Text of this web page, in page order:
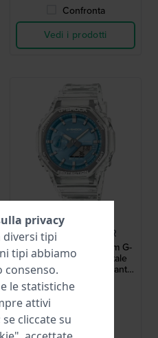
Confronta
Vedi i prodotti
G-Shock
GA-2100BM-7A2ER
Bright Metallic 45.4 mm G-
Shock analogico-digitale
trasparente con quadrante
metallico
129,00 €
● Disponibile
privacy
tipi
tipi abbiamo
consenso.
le statistiche
attivi
cliccate su